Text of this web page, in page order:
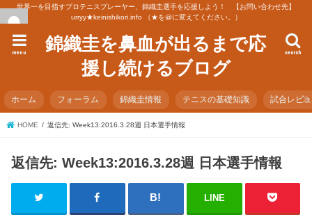
世界一を目指すプロテニスプレーヤー、錦織圭選手を応援しよう！ 【お問い合わせ先】
urryy★keinishikori.info （★を@に変えてください。）
錦織圭を鼻血が出るまで応
援し続けるブログ
search
menu
ホーム フォーラム 錦織圭情報 テニスの基礎知識 試合レビ
HOME 返信先: Week13:2016.3.28週 日本選手情報
返信先: Week13:2016.3.28週 日本選手情報
LINE